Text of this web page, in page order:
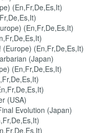
(En,Fr,De,Es,It)
(En,Fr,De,Es,It)
(En,Fr,De,Es,It)
(Japan)
(En,Fr,De,Es,It)
(USA)
Evolution (Japan)